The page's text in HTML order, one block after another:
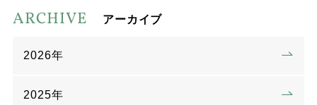
ARCHIVE アーカイブ
2026年
2025年